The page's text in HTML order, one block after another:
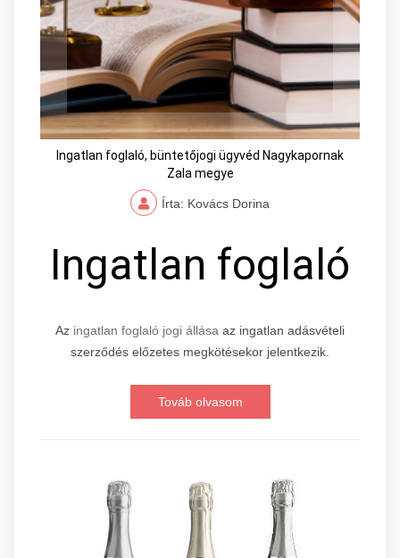
Ingatlan foglaló, büntetőjogi ügyvéd Nagykapornak
Zala megye
Írta: Kovács Dorina
Ingatlan foglaló
Az ingatlan foglaló jogi állása az ingatlan adásvételi
szerződés előzetes megkötésekor jelentkezik.
Továb olvasom